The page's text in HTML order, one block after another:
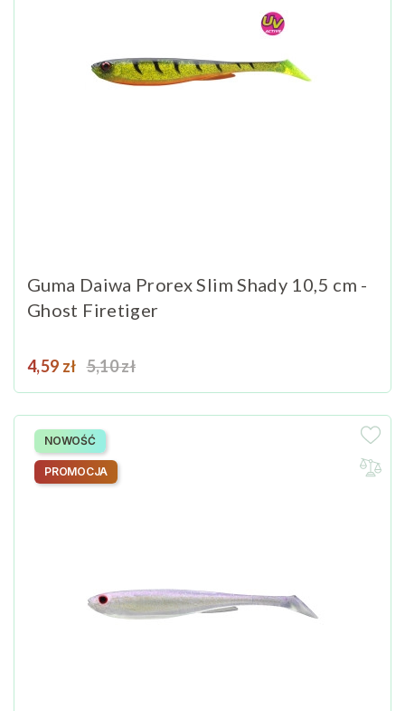
Guma Daiwa Prorex Slim Shady 10,5 cm -
Ghost Firetiger
Cena
4,59 zł Cena podstawowa
5,10 zł
NOWOŚĆ
PROMOCJA